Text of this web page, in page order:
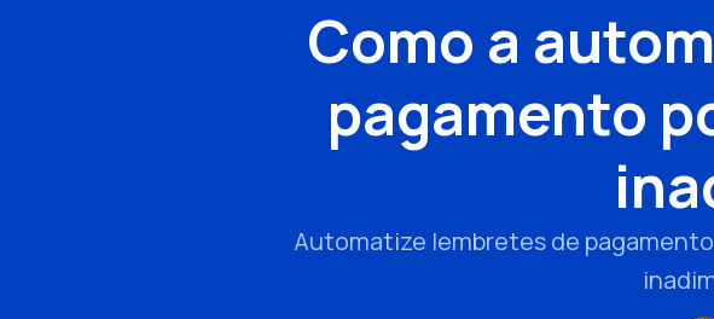
Como a
pagamento
Automatize lembretes de